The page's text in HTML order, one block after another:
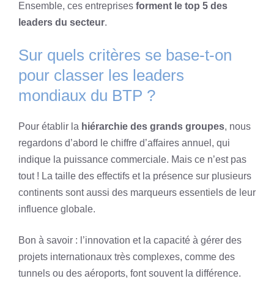
Ensemble, ces entreprises forment le top 5 des
leaders du secteur.
Sur quels critères se base-t-on
pour classer les leaders
mondiaux du BTP ?
Pour établir la hiérarchie des grands groupes, nous
regardons d’abord le chiffre d’affaires annuel, qui
indique la puissance commerciale. Mais ce n’est pas
tout ! La taille des effectifs et la présence sur plusieurs
continents sont aussi des marqueurs essentiels de leur
influence globale.
Bon à savoir : l’innovation et la capacité à gérer des
projets internationaux très complexes, comme des
tunnels ou des aéroports, font souvent la différence.